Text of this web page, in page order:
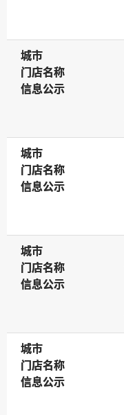
城市
城市
门店名称
门店名称
信息公示
信息公示
城市
城市
门店名称
门店名称
信息公示
信息公示
城市
城市
门店名称
门店名称
信息公示
信息公示
城市
城市
门店名称
门店名称
信息公示
信息公示